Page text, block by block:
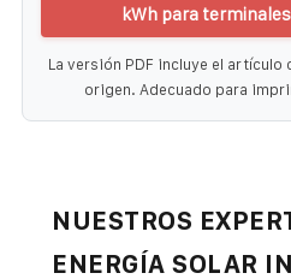
kWh para
La versión PDF incluye el
origen. Adecuado para
NUESTROS
ENERGÍA SOLAR